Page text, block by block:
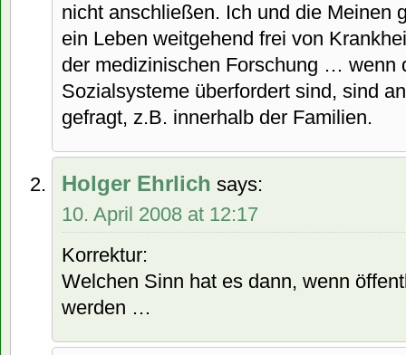
nicht anschließen. Ich und die Meinen
ein Leben weitgehend frei von
der medizinischen Forschung … wenn
Sozialsysteme überfordert sind, sind
gefragt, z.B. innerhalb der Familien.
Holger Ehrlich says:
10. April 2008 at 12:17
Korrektur:
Welchen Sinn hat es dann, wenn
werden …